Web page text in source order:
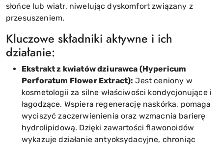
słońce lub wiatr, niwelując dyskomfort związany z
przesuszeniem.
Kluczowe składniki aktywne i ich
działanie:
Ekstrakt z kwiatów dziurawca (Hypericum
Perforatum Flower Extract): Jest ceniony w
kosmetologii za silne właściwości kondycjonujące i
łagodzące. Wspiera regenerację naskórka, pomaga
wyciszyć zaczerwienienia oraz wzmacnia barierę
hydrolipidową. Dzięki zawartości flawonoidów
wykazuje działanie antyoksydacyjne, chroniąc